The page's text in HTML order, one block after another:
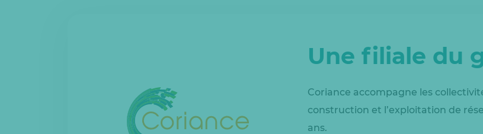
Une filiale du
Coriance accompagne les
construction et l’exploitation de
ans.